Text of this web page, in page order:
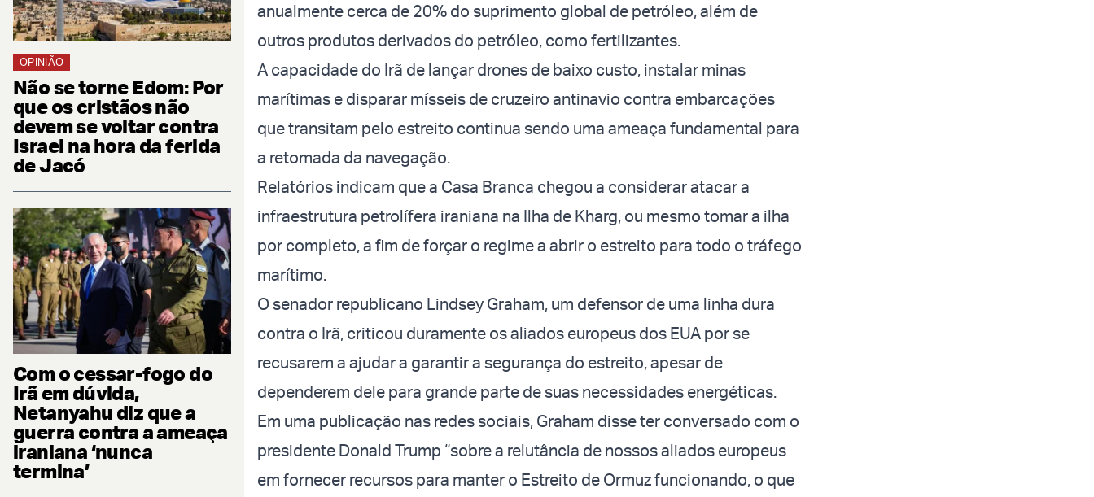
OPINIÃO
Não se torne Edom: Por
que os cristãos não
devem se voltar contra
Israel na hora da ferida
de Jacó
Com o cessar-fogo do
Irã em dúvida,
Netanyahu diz que a
guerra contra a ameaça
iraniana ‘nunca
termina’
anualmente cerca de 20% do suprimento global de petróleo, além de
outros produtos derivados do petróleo, como fertilizantes.
A capacidade do Irã de lançar drones de baixo custo, instalar minas
marítimas e disparar mísseis de cruzeiro antinavio contra embarcações
que transitam pelo estreito continua sendo uma ameaça fundamental para
a retomada da navegação.
Relatórios indicam que a Casa Branca chegou a considerar atacar a
infraestrutura petrolífera iraniana na Ilha de Kharg, ou mesmo tomar a ilha
por completo, a fim de forçar o regime a abrir o estreito para todo o tráfego
marítimo.
O senador republicano Lindsey Graham, um defensor de uma linha dura
contra o Irã, criticou duramente os aliados europeus dos EUA por se
recusarem a ajudar a garantir a segurança do estreito, apesar de
dependerem dele para grande parte de suas necessidades energéticas.
Em uma publicação nas redes sociais, Graham disse ter conversado com o
presidente Donald Trump “sobre a relutância de nossos aliados europeus
em fornecer recursos para manter o Estreito de Ormuz funcionando, o que